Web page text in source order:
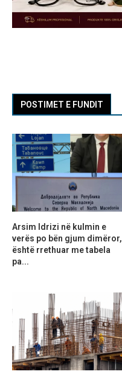
POSTIMET E FUNDIT
Arsim Idrizi në kulmin e
verës po bën gjum dimëror,
është rrethuar me tabela
pa...